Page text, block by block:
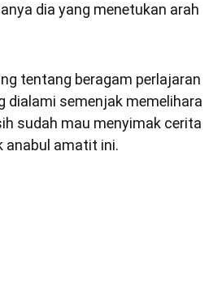
dia yang menetukan arah
tentang beragam perlajaran
dialami semenjak memelihara
sudah mau menyimak cerita
anabul amatit ini.